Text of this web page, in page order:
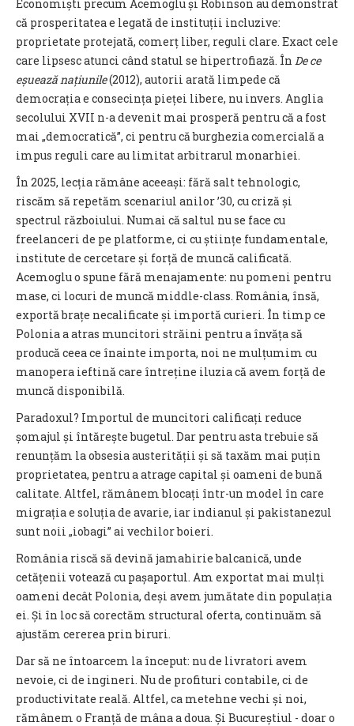
Economiști precum Acemoglu și Robinson au demonstrat
că prosperitatea e legată de instituții incluzive:
proprietate protejată, comerț liber, reguli clare. Exact cele
care lipsesc atunci când statul se hipertrofiază. În De ce
eșuează națiunile(2012), autorii arată limpede că
democrația e consecința pieței libere, nu invers. Anglia
secolului XVII n-a devenit mai prosperă pentru că a fost
mai „democratică”, ci pentru că burghezia comercială a
impus reguli care au limitat arbitrarul monarhiei.
În 2025, lecția rămâne aceeași: fără salt tehnologic,
riscăm să repetăm scenariul anilor ’30, cu criză și
spectrul războiului. Numai că saltul nu se face cu
freelanceri de pe platforme, ci cu științe fundamentale,
institute de cercetare și forță de muncă calificată.
Acemoglu o spune fără menajamente: nu pomeni pentru
mase, ci locuri de muncă middle-class. România, însă,
exportă brațe necalificate și importă curieri. În timp ce
Polonia a atras muncitori străini pentru a învăța să
producă ceea ce înainte importa, noi ne mulțumim cu
manopera ieftină care întreține iluzia că avem forță de
muncă disponibilă.
Paradoxul? Importul de muncitori calificați reduce
șomajul și întărește bugetul. Dar pentru asta trebuie să
renunțăm la obsesia austerității și să taxăm mai puțin
proprietatea, pentru a atrage capital și oameni de bună
calitate. Altfel, rămânem blocați într-un model în care
migrația e soluția de avarie, iar indianul și pakistanezul
sunt noii „iobagi” ai vechilor boieri.
România riscă să devină jamahirie balcanică, unde
cetățenii votează cu pașaportul. Am exportat mai mulți
oameni decât Polonia, deși avem jumătate din populația
ei. Și în loc să corectăm structural oferta, continuăm să
ajustăm cererea prin biruri.
Dar să ne întoarcem la început: nu de livratori avem
nevoie, ci de ingineri. Nu de profituri contabile, ci de
productivitate reală. Altfel, ca metehne vechi și noi,
rămânem o Franță de mâna a doua. Și Bucureștiul - doar o